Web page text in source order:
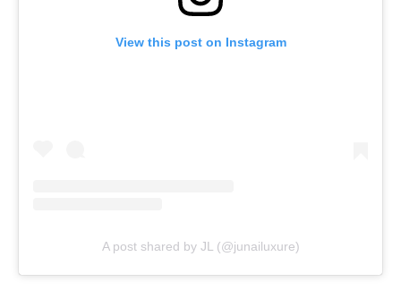
View this post on Instagram
A post shared by JL (@junailuxure)